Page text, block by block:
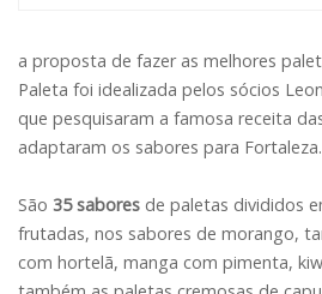
a proposta de fazer as melhores
Paleta foi idealizada pelos sócios
que pesquisaram a famosa receita
adaptaram os sabores para Fortaleza.
São 35 sabores de paletas divididos
frutadas, nos sabores de morango,
com hortelã, manga com pimenta,